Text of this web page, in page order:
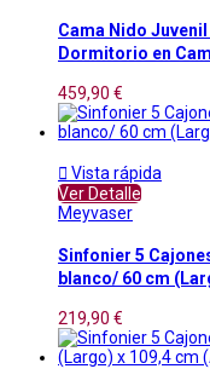
Cama Nido
Dormitorio en
459,90 €
 Vista rápida
Ver Detalle
Meyvaser
Sinfonier 5
blanco/ 60 cm
219,90 €